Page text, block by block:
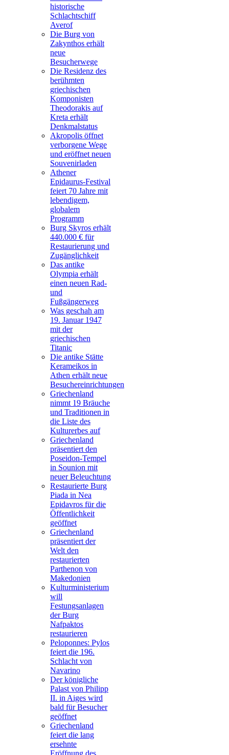
historische
Schlachtschiff
Averof
Die Burg von
Zakynthos erhält
neue
Besucherwege
Die Residenz des
berühmten
griechischen
Komponisten
Theodorakis auf
Kreta erhält
Denkmalstatus
Akropolis öffnet
verborgene Wege
und eröffnet neuen
Souvenirladen
Athener
Epidaurus-Festival
feiert 70 Jahre mit
lebendigem,
globalem
Programm
Burg Skyros erhält
440.000 € für
Restaurierung und
Zugänglichkeit
Das antike
Olympia erhält
einen neuen Rad-
und
Fußgängerweg
Was geschah am
19. Januar 1947
mit der
griechischen
Titanic
Die antike Stätte
Kerameikos in
Athen erhält neue
Besuchereinrichtungen
Griechenland
nimmt 19 Bräuche
und Traditionen in
die Liste des
Kulturerbes auf
Griechenland
präsentiert den
Poseidon-Tempel
in Sounion mit
neuer Beleuchtung
Restaurierte Burg
Piada in Nea
Epidavros für die
Öffentlichkeit
geöffnet
Griechenland
präsentiert der
Welt den
restaurierten
Parthenon von
Makedonien
Kulturministerium
will
Festungsanlagen
der Burg
Nafpaktos
restaurieren
Peloponnes: Pylos
feiert die 196.
Schlacht von
Navarino
Der königliche
Palast von Philipp
II. in Aiges wird
bald für Besucher
geöffnet
Griechenland
feiert die lang
ersehnte
Eröffnung des